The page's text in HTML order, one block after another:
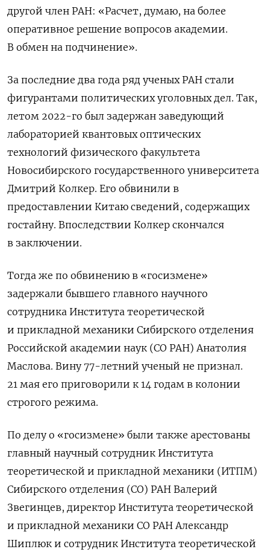
другой член РАН: «Расчет, думаю, на более
оперативное решение вопросов академии.
В обмен на подчинение».
За последние два года ряд ученых РАН стали
фигурантами политических уголовных дел. Так,
летом 2022-го был задержан заведующий
лабораторией квантовых оптических
технологий физического факультета
Новосибирского государственного университета
Дмитрий Колкер. Его обвинили в
предоставлении Китаю сведений, содержащих
гостайну. Впоследствии Колкер скончался
в заключении.
Тогда же по обвинению в «госизмене»
задержали бывшего главного научного
сотрудника Института теоретической
и прикладной механики Сибирского отделения
Российской академии наук (СО РАН) Анатолия
Маслова. Вину 77-летний ученый не признал.
21 мая его приговорили к 14 годам в колонии
строгого режима.
По делу о «госизмене» были также арестованы
главный научный сотрудник Института
теоретической и прикладной механики (ИТПМ)
Сибирского отделения (СО) РАН Валерий
Звегинцев, директор Института теоретической
и прикладной механики СО РАН Александр
Шиплюк и сотрудник Института теоретической